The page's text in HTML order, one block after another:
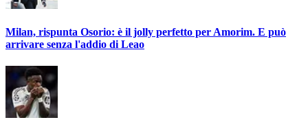
Milan, rispunta Osorio: è il jolly perfetto per Amorim. E può
arrivare senza l'addio di Leao